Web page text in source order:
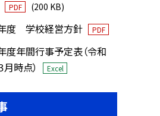
PDF (200 KB)
度 学校経営方針 PDF
度年間行事予定表（令和
月時点）
Excel